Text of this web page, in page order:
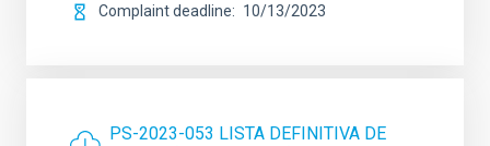
Complaint deadline
10/13/2023
PS-2023-053 LISTA DEFINITIVA DE